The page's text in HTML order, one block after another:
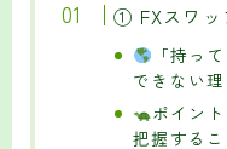
① FXスワッ
「持っ
できない理
ポイン
把握するこ